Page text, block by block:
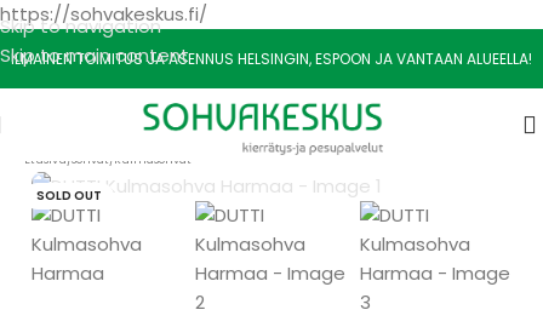
https://sohvakeskus.fi/
Skip to navigation
Skip to main content
ILMAINEN TOIMITUS JA ASENNUS HELSINGIN, ESPOON JA VANTAAN ALUEELLA!
Etusivu/Sohvat/ Kulmasohvat
SOLD OUT